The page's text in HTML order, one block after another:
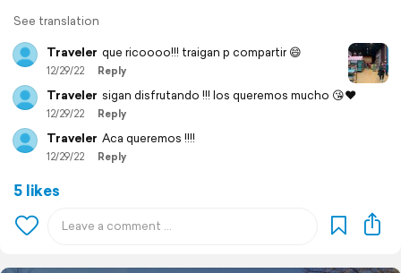
See translation
Traveler que ricoooo!!! traigan p compartir 😄
12/29/22 Reply
Traveler sigan disfrutando !!! los queremos mucho 😘♥️
12/29/22 Reply
Traveler Aca queremos !!!!
12/29/22 Reply
5 likes